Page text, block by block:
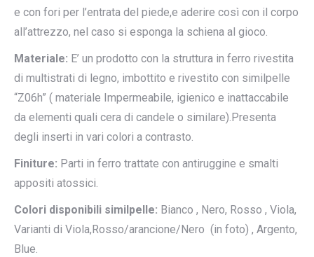
e con fori per l’entrata del piede,e aderire così con il corpo
all’attrezzo, nel caso si esponga la schiena al gioco.
Materiale: E’ un prodotto con la struttura in ferro rivestita
di multistrati di legno, imbottito e rivestito con similpelle
“Z06h” ( materiale Impermeabile, igienico e inattaccabile
da elementi quali cera di candele o similare).Presenta
degli inserti in vari colori a contrasto.
Finiture: Parti in ferro trattate con antiruggine e smalti
appositi atossici.
Colori disponibili similpelle: Bianco , Nero, Rosso , Viola,
Varianti di Viola,Rosso/arancione/Nero (in foto) , Argento,
Blue.